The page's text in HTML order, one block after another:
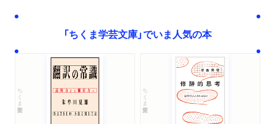
「ちくま学芸文庫」でいま人気の本
ちくま学芸文庫 ちくま学芸文庫